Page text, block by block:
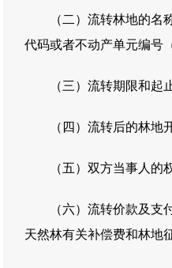
（二）流转林地的名
代码或者不动产单元编号
（三）流转期限和起
（四）流转后的林地
（五）双方当事人的
（六）流转价款及支
天然林有关补偿费和林地